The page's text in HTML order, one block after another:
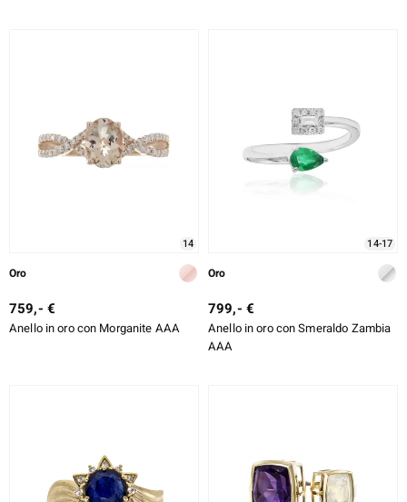
14
Oro
759,- €
Anello in oro con Morganite AAA
14-17
Oro
799,- €
Anello in oro con Smeraldo Zambia
AAA